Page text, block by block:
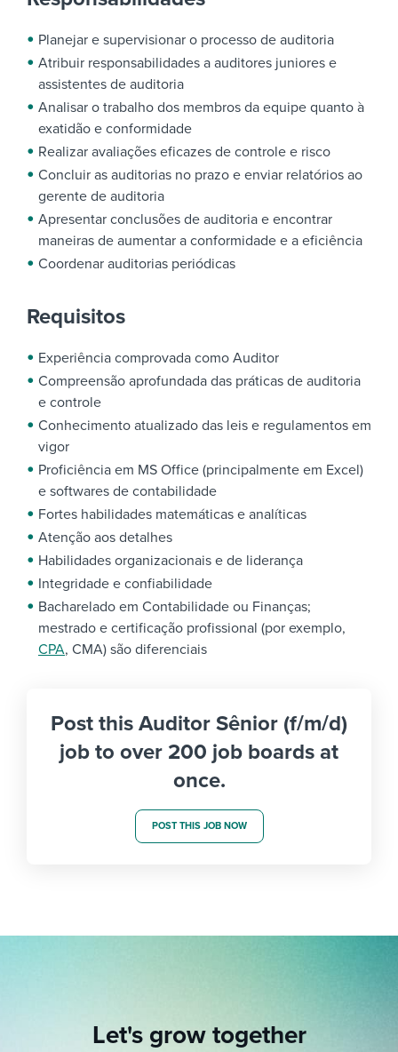
Planejar e supervisionar o processo de auditoria
Atribuir responsabilidades a auditores juniores e
assistentes de auditoria
Analisar o trabalho dos membros da equipe quanto à
exatidão e conformidade
Realizar avaliações eficazes de controle e risco
Concluir as auditorias no prazo e enviar relatórios ao
gerente de auditoria
Apresentar conclusões de auditoria e encontrar
maneiras de aumentar a conformidade e a eficiência
Coordenar auditorias periódicas
Requisitos
Experiência comprovada como Auditor
Compreensão aprofundada das práticas de auditoria
e controle
Conhecimento atualizado das leis e regulamentos em
vigor
Proficiência em MS Office (principalmente em Excel)
e softwares de contabilidade
Fortes habilidades matemáticas e analíticas
Atenção aos detalhes
Habilidades organizacionais e de liderança
Integridade e confiabilidade
Bacharelado em Contabilidade ou Finanças;
mestrado e certificação profissional (por exemplo,
CPA, CMA) são diferenciais
Post this Auditor Sênior (f/m/d)
job to over 200 job boards at
once.
POST THIS JOB NOW
Let's grow together